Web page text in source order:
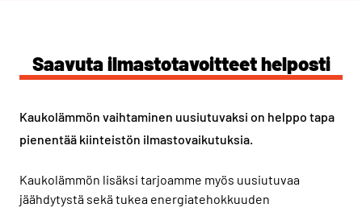
Saavuta ilmastotavoitteet helposti
Kaukolämmön vaihtaminen uusiutuvaksi on helppo tapa
pienentää kiinteistön ilmastovaikutuksia.
Kaukolämmön lisäksi tarjoamme myös uusiutuvaa
jäähdytystä sekä tukea energiatehokkuuden